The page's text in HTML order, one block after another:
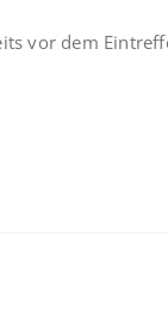
vor dem